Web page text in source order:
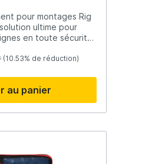
pour montages Rig
ultime pour
en toute sécurité.
avec ses bobines
qui s’adapte à
feeder, pellet
pour flotteur,
rigs, chod rigs..
(10.53% de réduction)
au panier